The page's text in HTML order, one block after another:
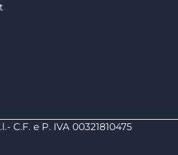
C.F. e P. IVA 00321810475